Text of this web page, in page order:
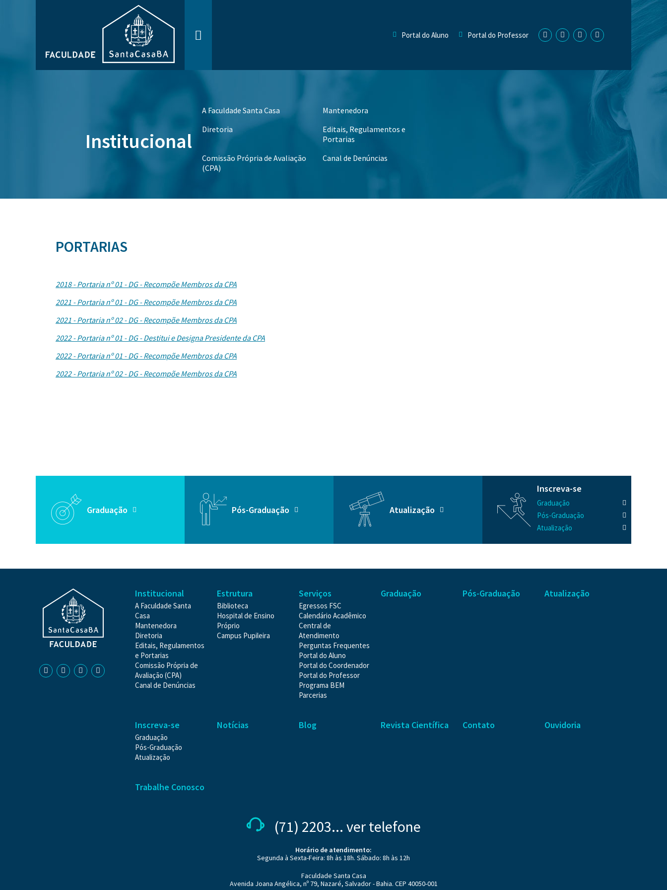
Portal do Aluno Portal do Professor
Institucional
A Faculdade Santa Casa
Mantenedora
Diretoria
Editais, Regulamentos e
Portarias
Comissão Própria de Avaliação
(CPA)
Canal de Denúncias
PORTARIAS
2018 - Portaria nº 01 - DG - Recompõe Membros da CPA
2021 - Portaria nº 01 - DG - Recompõe Membros da CPA
2021 - Portaria nº 02 - DG - Recompõe Membros da CPA
2022 - Portaria nº 01 - DG - Destitui e Designa Presidente da CPA
2022 - Portaria nº 01 - DG - Recompõe Membros da CPA
2022 - Portaria nº 02 - DG - Recompõe Membros da CPA
Graduação Pós-Graduação Atualização
Inscreva-se
Graduação
Pós-Graduação
Atualização
Institucional
A Faculdade Santa
Casa
Mantenedora
Diretoria
Editais, Regulamentos
e Portarias
Comissão Própria de
Avaliação (CPA)
Canal de Denúncias
Estrutura
Biblioteca
Hospital de Ensino
Próprio
Campus Pupileira
Serviços
Egressos FSC
Calendário Acadêmico
Central de
Atendimento
Perguntas Frequentes
Portal do Aluno
Portal do Coordenador
Portal do Professor
Programa BEM
Parcerias
Graduação Pós-Graduação Atualização
Inscreva-se
Graduação
Pós-Graduação
Atualização
Notícias Blog Revista Científica Contato Ouvidoria
Trabalhe Conosco
(71) 2203... ver telefone
Horário de atendimento:
Segunda à Sexta-Feira: 8h às 18h. Sábado: 8h às 12h
Faculdade Santa Casa
Avenida Joana Angélica, nº 79, Nazaré, Salvador - Bahia. CEP 40050-001